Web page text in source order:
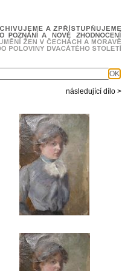
OK
následující dílo >